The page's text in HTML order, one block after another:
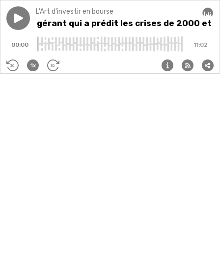
Play episode174: Ce gérant qui a prédit les crises de 2000 et
L'Art d'investir en bourse
174: Ce gérant qui a prédit les crises de 2000 et
00:00 11:02
30 1x 30